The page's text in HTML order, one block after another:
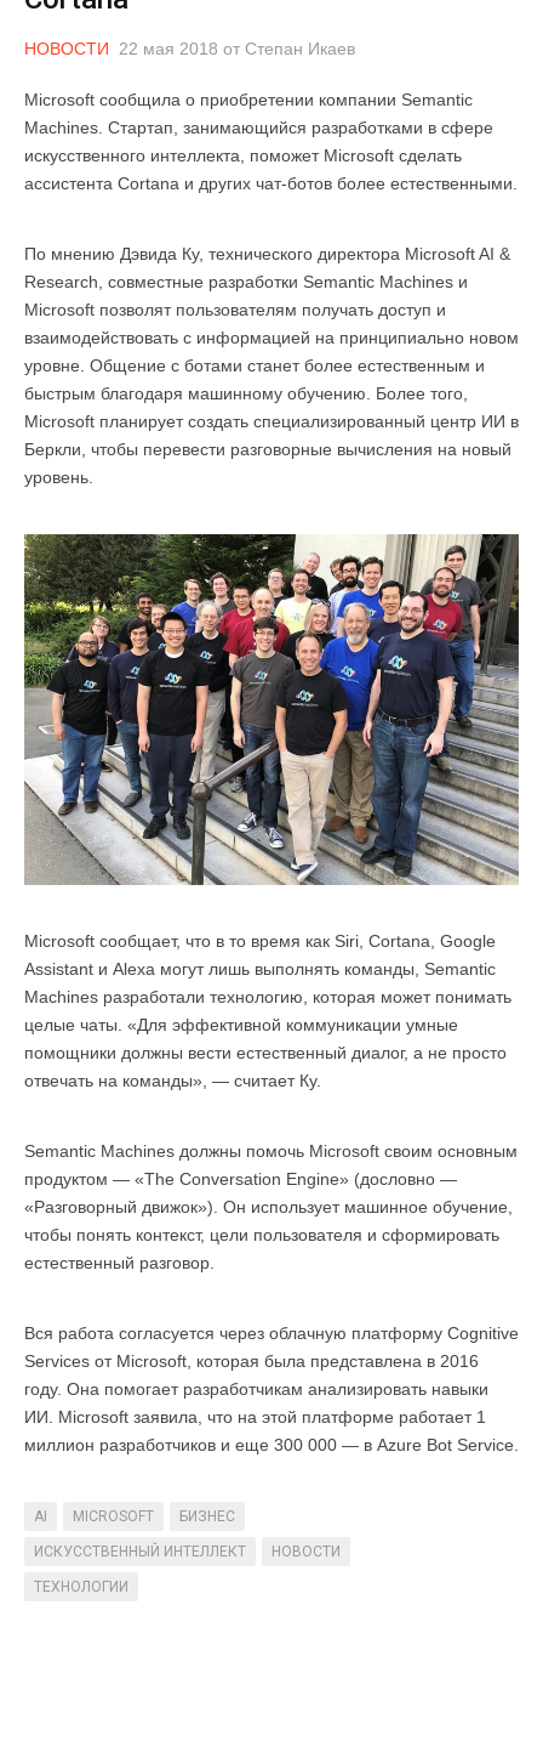
НОВОСТИ 22 мая 2018 от Степан Икаев
Microsoft сообщила о приобретении компании Semantic
Machines. Стартап, занимающийся разработками в сфере
искусственного интеллекта, поможет Microsoft сделать
ассистента Cortana и других чат-ботов более естественными.
По мнению Дэвида Ку, технического директора Microsoft AI &
Research, совместные разработки Semantic Machines и
Microsoft позволят пользователям получать доступ и
взаимодействовать с информацией на принципиально новом
уровне. Общение с ботами станет более естественным и
быстрым благодаря машинному обучению. Более того,
Microsoft планирует создать специализированный центр ИИ в
Беркли, чтобы перевести разговорные вычисления на новый
уровень.
Microsoft сообщает, что в то время как Siri, Cortana, Google
Assistant и Alexa могут лишь выполнять команды, Semantic
Machines разработали технологию, которая может понимать
целые чаты. «Для эффективной коммуникации умные
помощники должны вести естественный диалог, а не просто
отвечать на команды», — считает Ку.
Semantic Machines должны помочь Microsoft своим основным
продуктом — «The Conversation Engine» (дословно —
«Разговорный движок»). Он использует машинное обучение,
чтобы понять контекст, цели пользователя и сформировать
естественный разговор.
Вся работа согласуется через облачную платформу Cognitive
Services от Microsoft, которая была представлена в 2016
году. Она помогает разработчикам анализировать навыки
ИИ. Microsoft заявила, что на этой платформе работает 1
миллион разработчиков и еще 300 000 — в Azure Bot Service.
AI MICROSOFT БИЗНЕС
ИСКУССТВЕННЫЙ ИНТЕЛЛЕКТ НОВОСТИ
ТЕХНОЛОГИИ